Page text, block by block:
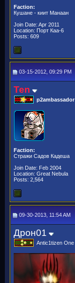
Faction:
Кушане - киит Манаан
Join Date: Apr 2011
Location: Порт Каа-6
Posts: 609
03-15-2012, 09:29 PM
Ten
p2ambassador
Faction:
Стражи Садов Кадеша
Join Date: Feb 2004
Location: Great Nebula
Posts: 2,564
09-30-2013, 11:54 AM
Дрон01
Antic1tizen One